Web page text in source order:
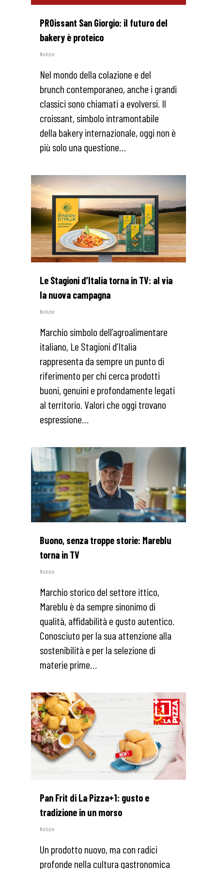
PROissant San Giorgio: il futuro del
bakery è proteico
Notizie
Nel mondo della colazione e del
brunch contemporaneo, anche i grandi
classici sono chiamati a evolversi. Il
croissant, simbolo intramontabile
della bakery internazionale, oggi non è
più solo una questione…
Le Stagioni d’Italia torna in TV: al via
la nuova campagna
Notizie
Marchio simbolo dell’agroalimentare
italiano, Le Stagioni d’Italia
rappresenta da sempre un punto di
riferimento per chi cerca prodotti
buoni, genuini e profondamente legati
al territorio. Valori che oggi trovano
espressione…
Buono, senza troppe storie: Mareblu
torna in TV
Notizie
Marchio storico del settore ittico,
Mareblu è da sempre sinonimo di
qualità, affidabilità e gusto autentico.
Conosciuto per la sua attenzione alla
sostenibilità e per la selezione di
materie prime…
0
Pan Frit di La Pizza+1: gusto e
tradizione in un morso
Notizie
Un prodotto nuovo, ma con radici
profonde nella cultura gastronomica
1